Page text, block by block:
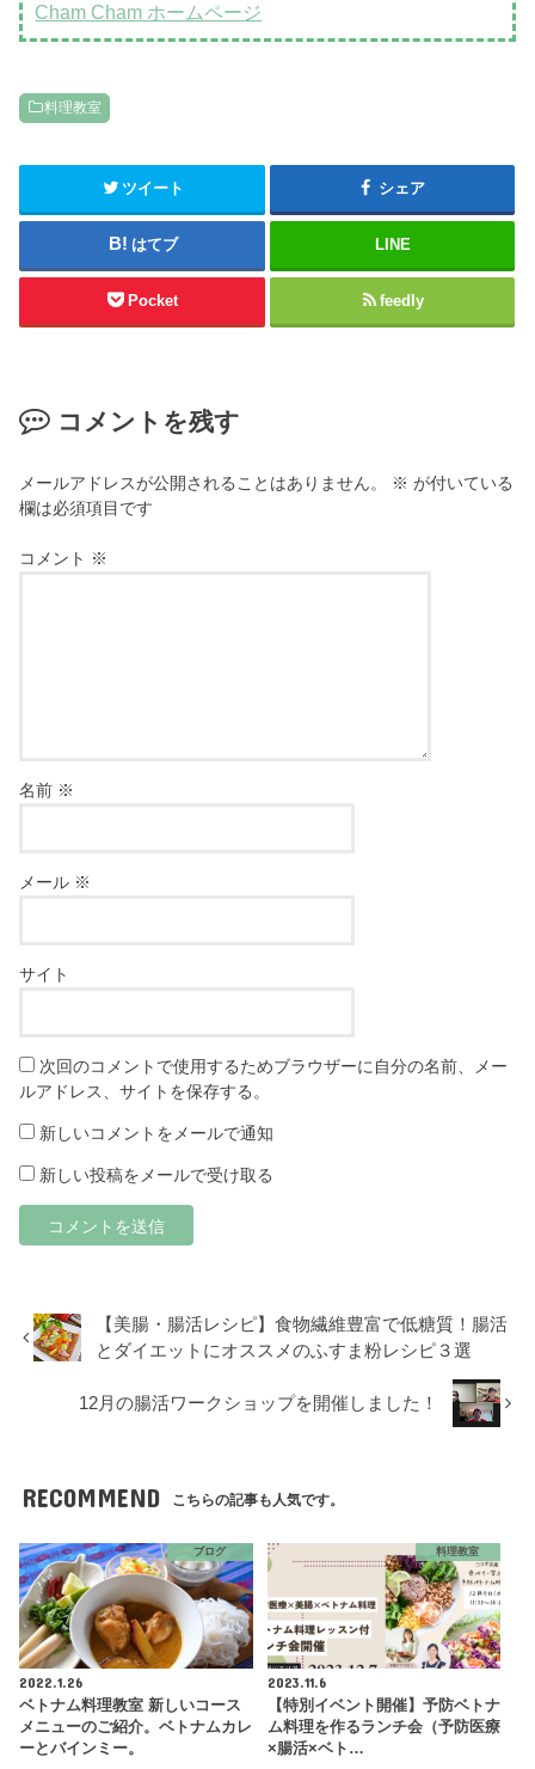
Cham Cham ホームページ
料理教室
ツイート シェア
はてブ LINE
Pocket feedly
コメントを残す
メールアドレスが公開されることはありません。 ※ が付いている
欄は必須項目です
コメント ※
名前 ※
メール ※
サイト
次回のコメントで使用するためブラウザーに自分の名前、メー
ルアドレス、サイトを保存する。
新しいコメントをメールで通知
新しい投稿をメールで受け取る
【美腸・腸活レシピ】食物繊維豊富で低糖質！腸活
とダイエットにオススメのふすま粉レシピ３選
12月の腸活ワークショップを開催しました！
RECOMMEND こちらの記事も人気です。
ブログ
2022.1.26
ベトナム料理教室 新しいコース
メニューのご紹介。ベトナムカレ
ーとバインミー。
料理教室
2023.11.6
【特別イベント開催】予防ベトナ
ム料理を作るランチ会（予防医療
×腸活×ベト…